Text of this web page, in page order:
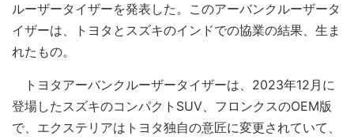
ルーザータイザーを発表した。このアーバンクルーザータ
イザーは、トヨタとスズキのインドでの協業の結果、生ま
れたもの。
トヨタアーバンクルーザータイザーは、2023年12月に
登場したスズキのコンパクトSUV、フロンクスのOEM版
で、エクステリアはトヨタ独自の意匠に変更されていて、